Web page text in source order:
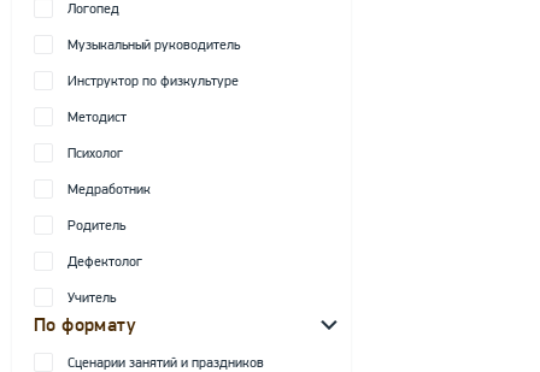
Логопед
Музыкальный руководитель
Инструктор по физкультуре
Методист
Психолог
Медработник
Родитель
Дефектолог
Учитель
По формату
Сценарии занятий и праздников